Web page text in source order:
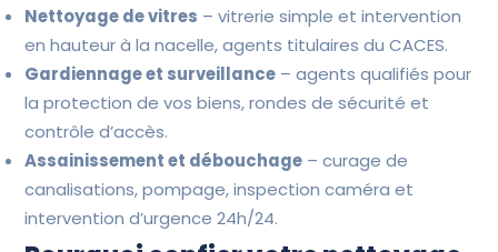
Nettoyage de vitres – vitrerie simple et intervention
en hauteur à la nacelle, agents titulaires du CACES.
Gardiennage et surveillance – agents qualifiés pour
la protection de vos biens, rondes de sécurité et
contrôle d’accès.
Assainissement et débouchage – curage de
canalisations, pompage, inspection caméra et
intervention d’urgence 24h/24.